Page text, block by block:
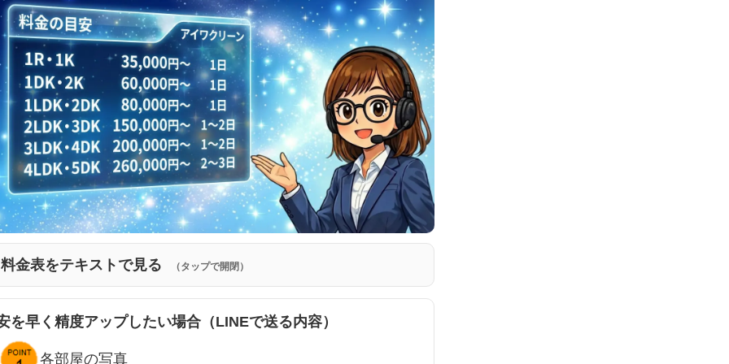
金表をテキストで見る （タップで開閉）
を早く精度アップしたい場合（LINEで送る内容）
各部屋の写真